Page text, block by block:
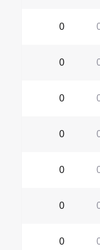
0
0
0
0
0
0
0